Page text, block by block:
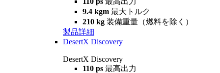
9.4 kgm 最大トルク
210 kg 装備重量（燃料を除く）
製品詳細
DesertX Discovery
DesertX Discovery
110 ps 最高出力